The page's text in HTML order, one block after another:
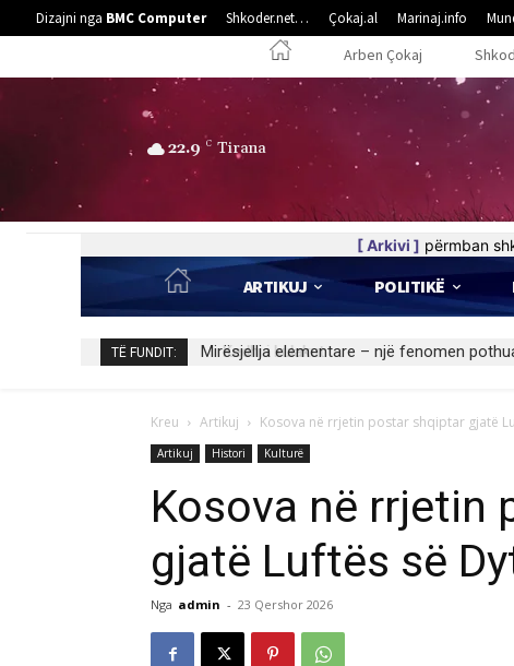
Dizajni nga BMC Computer Shkoder.net… Çokaj.al Marinaj.info
Arben Çokaj
22.9 C Tirana
[ Arkivi ] përmban
ARTIKUJ POLITIKË
TË FUNDIT: Kedhi i kulakut
Kreu Artikuj Kosova në rrjetin postar shqiptar gjatë
Artikuj Histori Kulturë
Kosova në rrjetin
gjatë Luftës së
Nga admin - 23 Qershor 2026